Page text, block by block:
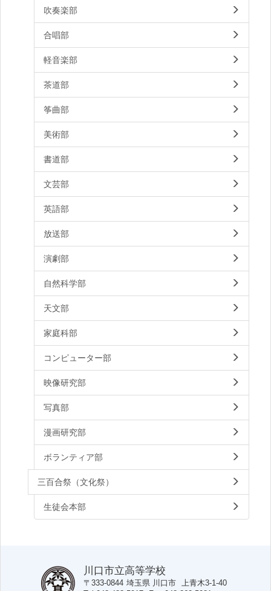
吹奏楽部
合唱部
軽音楽部
茶道部
筝曲部
美術部
書道部
文芸部
英語部
放送部
演劇部
自然科学部
天文部
家庭科部
コンピューター部
映像研究部
写真部
漫画研究部
ボランティア部
三百合祭（文化祭）
生徒会本部
川口市立高等学校
〒333-0844 埼玉県 川口市 上青木3-1-40